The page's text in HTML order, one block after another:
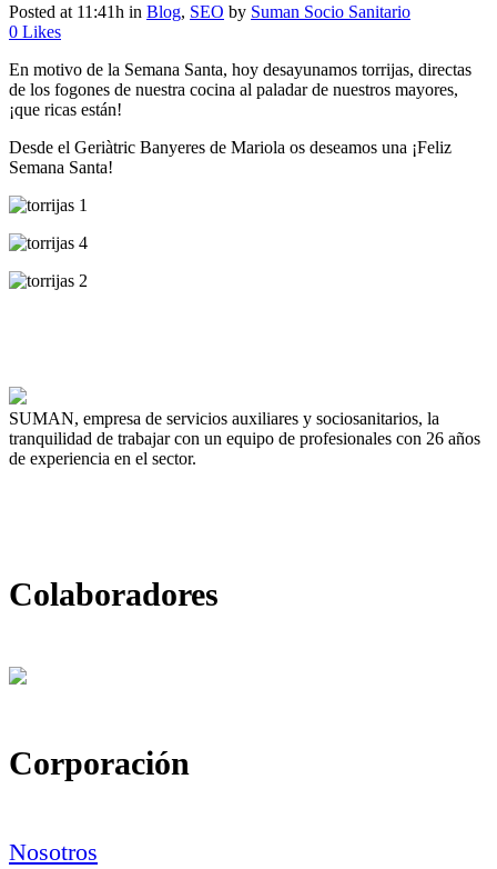
Posted at 11:41h in Blog, SEO by Suman Socio Sanitario
0 Likes
En motivo de la Semana Santa, hoy desayunamos torrijas, directas
de los fogones de nuestra cocina al paladar de nuestros mayores,
¡que ricas están!
Desde el Geriàtric Banyeres de Mariola os deseamos una ¡Feliz
Semana Santa!
SUMAN, empresa de servicios auxiliares y sociosanitarios, la
tranquilidad de trabajar con un equipo de profesionales con 26 años
de experiencia en el sector.
Colaboradores
Corporación
Nosotros